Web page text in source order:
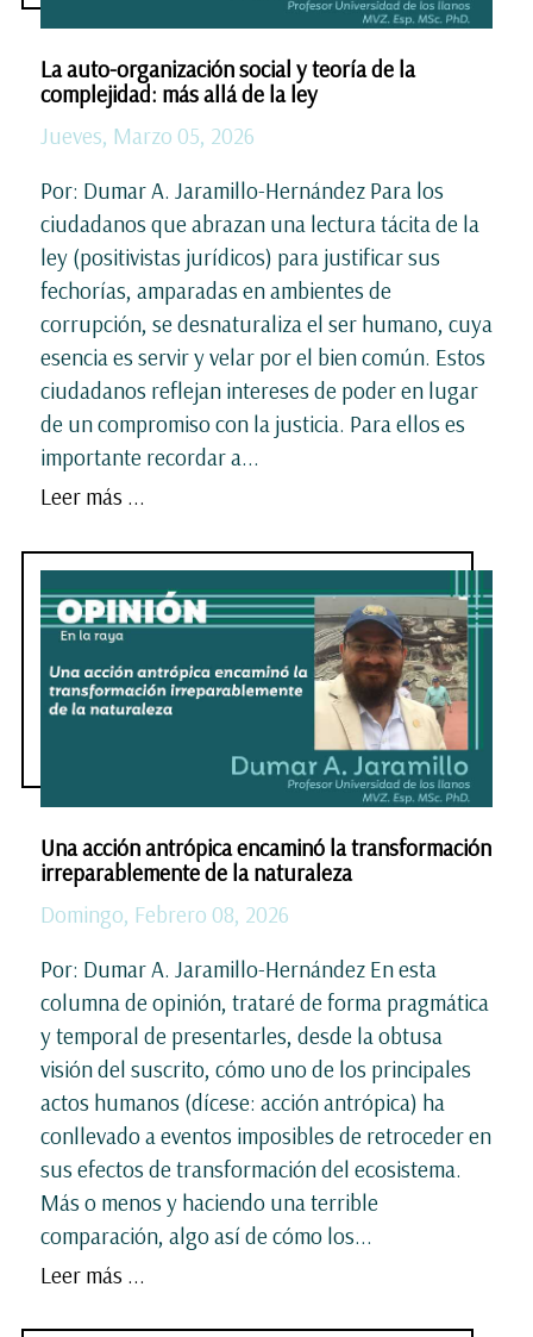
La auto-organización social y teoría de la
complejidad: más allá de la ley
Jueves, Marzo 05, 2026
Por: Dumar A. Jaramillo-Hernández Para los
ciudadanos que abrazan una lectura tácita de la
ley (positivistas jurídicos) para justificar sus
fechorías, amparadas en ambientes de
corrupción, se desnaturaliza el ser humano, cuya
esencia es servir y velar por el bien común. Estos
ciudadanos reflejan intereses de poder en lugar
de un compromiso con la justicia. Para ellos es
importante recordar a...
Leer más ...
Una acción antrópica encaminó la transformación
irreparablemente de la naturaleza
Domingo, Febrero 08, 2026
Por: Dumar A. Jaramillo-Hernández En esta
columna de opinión, trataré de forma pragmática
y temporal de presentarles, desde la obtusa
visión del suscrito, cómo uno de los principales
actos humanos (dícese: acción antrópica) ha
conllevado a eventos imposibles de retroceder en
sus efectos de transformación del ecosistema.
Más o menos y haciendo una terrible
comparación, algo así de cómo los...
Leer más ...